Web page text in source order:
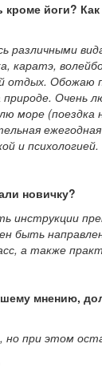
йоги?
различными
каратэ,
отдых. Обожаю
природе. Очень
море (поездка
и психологией.
новичку?
инструкции
быть
а также
мнению,
при этом